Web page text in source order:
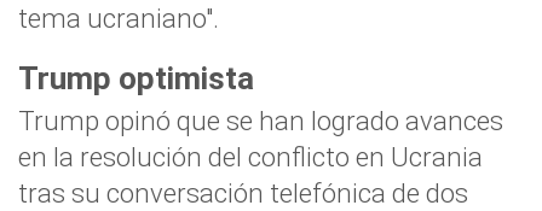
tema ucraniano".
Trump optimista
Trump opinó que se han logrado avances
en la resolución del conflicto en Ucrania
tras su conversación telefónica de dos